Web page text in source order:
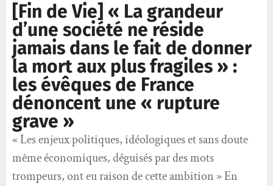
[Fin de Vie] « La grandeur
d’une société ne réside
jamais dans le fait de donner
la mort aux plus fragiles » :
les évêques de France
dénoncent une « rupture
grave »
« Les enjeux politiques, idéologiques et sans doute
même économiques, déguisés par des mots
trompeurs, ont eu raison de cette ambition » En